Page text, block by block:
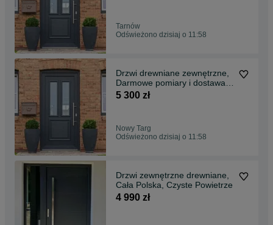
Tarnów
Odświeżono dzisiaj o 11:58
Drzwi drewniane zewnętrzne,
Darmowe pomiary i dostawa w
całej Polsce
5 300 zł
Nowy Targ
Odświeżono dzisiaj o 11:58
Drzwi zewnętrzne drewniane,
Cała Polska, Czyste Powietrze
4 990 zł